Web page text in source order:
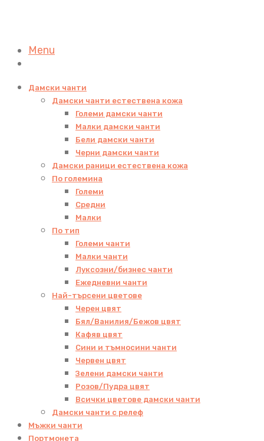
Menu
Дамски чанти
Дамски чанти естествена кожа
Големи дамски чанти
Малки дамски чанти
Бели дамски чанти
Черни дамски чанти
Дамски раници естествена кожа
По големина
Големи
Средни
Малки
По тип
Големи чанти
Малки чанти
Луксозни/бизнес чанти
Ежедневни чанти
Най-търсени цветове
Черен цвят
Бял/Ванилия/Бежов цвят
Кафяв цвят
Сини и тъмносини чанти
Червен цвят
Зелени дамски чанти
Розов/Пудра цвят
Всички цветове дамски чанти
Дамски чанти с релеф
Мъжки чанти
Портмонета